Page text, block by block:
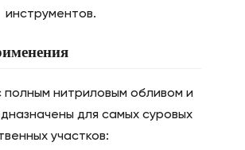
инструментов.
полным нитриловым обливом и
для самых суровых
участков: